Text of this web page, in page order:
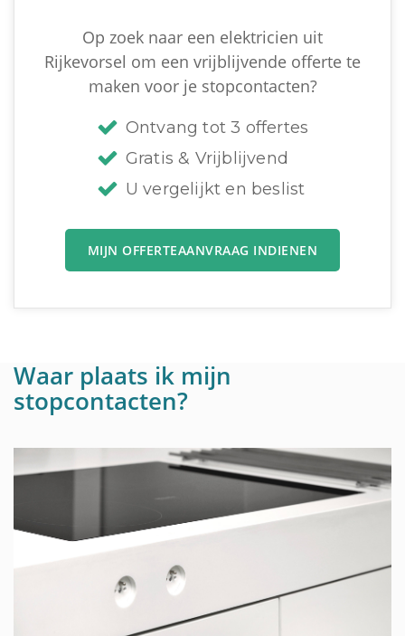
Op zoek naar een elektricien uit
Rijkevorsel om een vrijblijvende offerte te
maken voor je stopcontacten?
Ontvang tot 3 offertes
Gratis & Vrijblijvend
U vergelijkt en beslist
MIJN OFFERTEAANVRAAG INDIENEN
Waar plaats ik mijn
stopcontacten?